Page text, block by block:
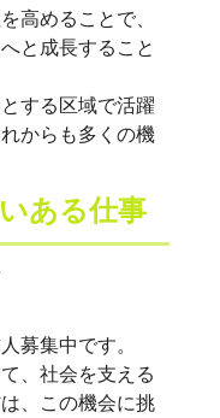
高めることで、
と成長すること
する区域で活躍
からも多くの機
ある仕事
募集中です。
、社会を支える
、この機会に挑